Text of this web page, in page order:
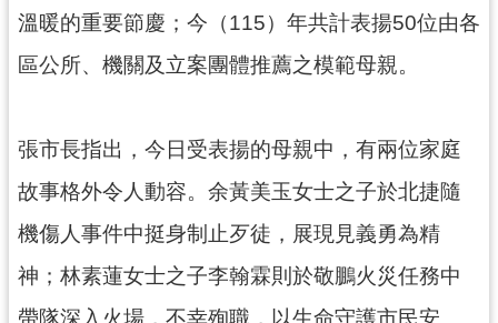
公
開
首
站
導
溫暖的重要節慶；今（115）年共計表揚50位由各
區公所、機關及立案團體推薦之模範母親。
張市長指出，今日受表揚的母親中，有兩位家庭
故事格外令人動容。余黃美玉女士之子於北捷隨
機傷人事件中挺身制止歹徒，展現見義勇為精
神；林素蓮女士之子李翰霖則於敬鵬火災任務中
帶隊深入火場，不幸殉職，以生命守護市民安